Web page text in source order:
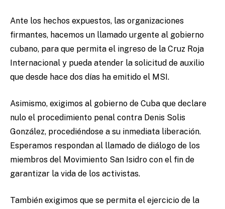
Ante los hechos expuestos, las organizaciones
firmantes, hacemos un llamado urgente al gobierno
cubano, para que permita el ingreso de la Cruz Roja
Internacional y pueda atender la solicitud de auxilio
que desde hace dos días ha emitido el MSI.
Asimismo, exigimos al gobierno de Cuba que declare
nulo el procedimiento penal contra Denis Solis
González, procediéndose a su inmediata liberación.
Esperamos respondan al llamado de diálogo de los
miembros del Movimiento San Isidro con el fin de
garantizar la vida de los activistas.
También exigimos que se permita el ejercicio de la